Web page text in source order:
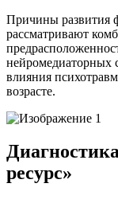
Причины развития
рассматривают
нейромедиаторных
влияния
возрасте.
ресурс»